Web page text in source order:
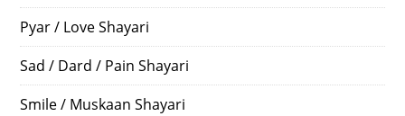
Pyar / Love Shayari
Sad / Dard / Pain Shayari
Smile / Muskaan Shayari